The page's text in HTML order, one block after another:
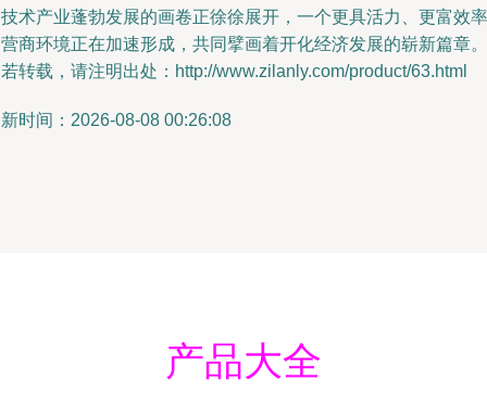
术产业蓬勃发展的画卷正徐徐展开，一个更具活力、更富效率
商环境正在加速形成，共同擘画着开化经济发展的崭新篇章。
转载，请注明出处：http://www.zilanly.com/product/63.html
时间：2026-08-08 00:26:08
产品大全